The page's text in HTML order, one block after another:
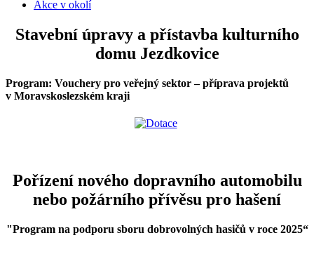
Akce v okolí
Stavební úpravy a přístavba kulturního
domu Jezdkovice
Program: Vouchery pro veřejný sektor – příprava projektů
v Moravskoslezském kraji
Pořízení nového dopravního automobilu
nebo požárního přívěsu pro hašení
"Program na podporu sboru dobrovolných hasičů v roce 2025“